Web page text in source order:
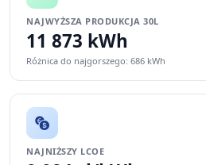
NAJWYŻSZA PRODUKCJA 30L
11 873 kWh
Różnica do najgorszego: 686 kWh
NAJNIŻSZY LCOE